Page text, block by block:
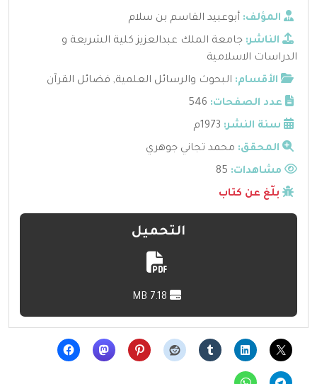
المؤلف: أبوعبيد القاسم بن سلام
الناشر: جامعة الملك عبدالعزيز كلية الشريعة و
الدراسات الاسلامية
الأقسام: البحوث والرسائل العلمية, فضائل القرآن
عدد الصفحات: 546
سنة النشر: 1973م
المحقق: محمد تجاني جوهري
مشاهدات:
بلّغ عن كتاب
التحميل